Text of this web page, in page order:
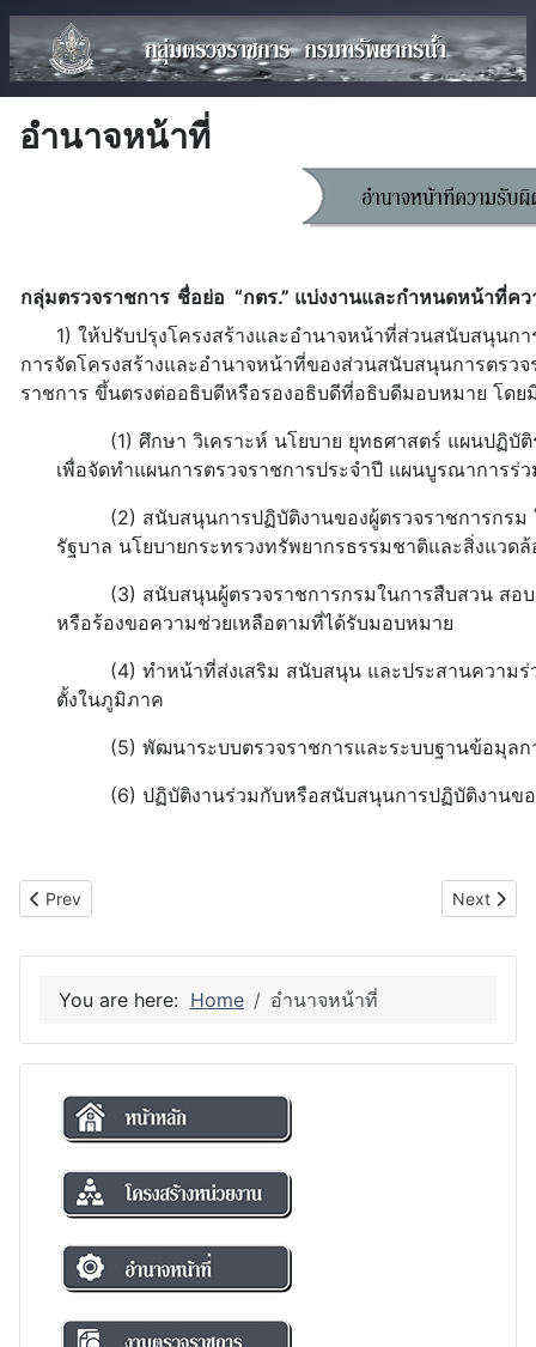
Home
โครงสร้างหน่วยงาน
อำนาจหน้าที่
งานตรวจราชการ
อำนาจหน้าที่
กลุ่มตรวจราชการ ชื่อย่อ “กตร.” แบ่งงานและกำหนดหน้าที่ค
1) ให้ปรับปรุงโครงสร้างและอำนาจหน้าที่ส่วนสนับสนุนกา
การจัดโครงสร้างและอำนาจหน้าที่ของส่วนสนับสนุนการตรว
ราชการ ขึ้นตรงต่ออธิบดีหรือรองอธิบดีที่อธิบดีมอบหมาย โด
(1) ศึกษา วิเคราะห์ นโยบาย ยุทธศาสตร์ แผนปฏิบัติ
เพื่อจัดทำแผนการตรวจราชการประจำปี แผนบูรณาการ
(2) สนับสนุนการปฏิบัติงานของผู้ตรวจราชการกรม ใ
รัฐบาล นโยบายกระทรวงทรัพยากรธรรมชาติและสิ่งแวด
(3) สนับสนุนผู้ตรวจราชการกรมในการสืบสวน สอบ
หรือร้องขอความช่วยเหลือตามที่ได้รับมอบหมาย
(4) ทำหน้าที่ส่งเสริม สนับสนุน และประสานความร่ว
ตั้งในภูมิภาค
(5) พัฒนาระบบตรวจราชการและระบบฐานข้อมุลกา
(6) ปฏิบัติงานร่วมกับหรือสนับสนุนการปฏิบัติงานของ
Previous article: งานตรวจราชการ
Prev Next
Next
You are here: Home อำนาจหน้าที่